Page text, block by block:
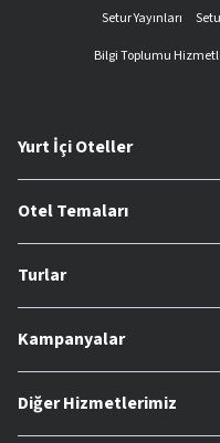
Setur Yayınları
Bilgi Toplumu
Yurt İçi Oteller
Otel Temaları
Turlar
Kampanyalar
Diğer Hizmetlerimiz